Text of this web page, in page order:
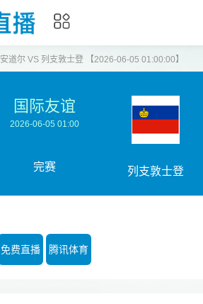
安道尔 VS 列支敦士登 【2026-06-05 01:00:00】
国际友谊
2026-06-05 01:00
完赛 列支敦士登
免费直播 腾讯体育